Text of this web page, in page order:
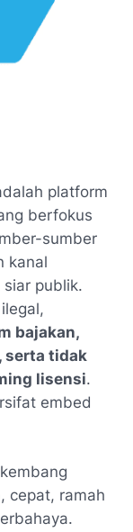
platform
berfokus
sumber
kanal
publik.
bajakan,
serta tidak
lisensi.
embed
cepat, ramah